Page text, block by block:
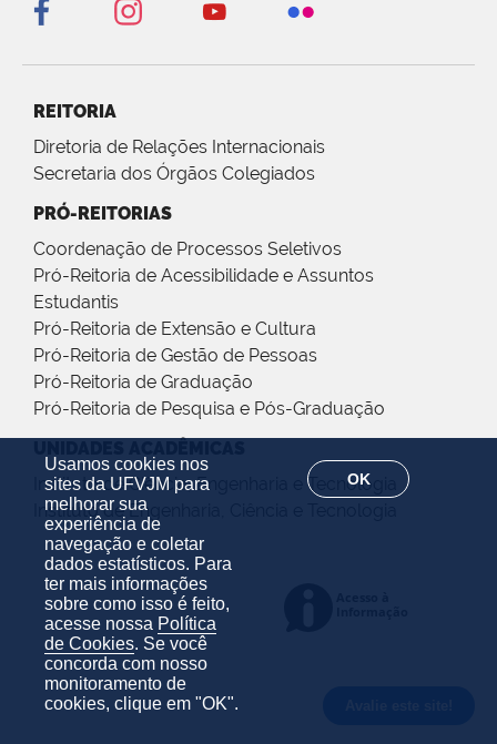
Usamos cookies nos
sites da UFVJM para
melhorar sua
experiência de
navegação e coletar
dados estatísticos. Para
ter mais informações
sobre como isso é feito,
acesse nossa Política
de Cookies. Se você
concorda com nosso
monitoramento de
cookies, clique em "OK".
OK
REITORIA
Diretoria de Relações Internacionais
Secretaria dos Órgãos Colegiados
PRÓ-REITORIAS
Coordenação de Processos Seletivos
Pró-Reitoria de Acessibilidade e Assuntos
Estudantis
Pró-Reitoria de Extensão e Cultura
Pró-Reitoria de Gestão de Pessoas
Pró-Reitoria de Graduação
Pró-Reitoria de Pesquisa e Pós-Graduação
Instituto de Ciência, Engenharia e Tecnologia
Instituto de Engenharia, Ciência e Tecnologia